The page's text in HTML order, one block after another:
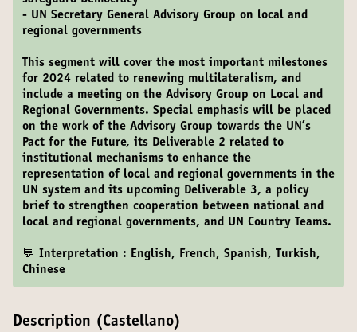
- UN Secretary General Advisory Group on local and
regional governments
This segment will cover the most important milestones
for 2024 related to renewing multilateralism, and
include a meeting on the Advisory Group on Local and
Regional Governments. Special emphasis will be placed
on the work of the Advisory Group towards the UN’s
Pact for the Future, its Deliverable 2 related to
institutional mechanisms to enhance the
representation of local and regional governments in the
UN system and its upcoming Deliverable 3, a policy
brief to strengthen cooperation between national and
local and regional governments, and UN Country Teams.
💬 Interpretation : English, French, Spanish, Turkish,
Chinese
Description (Castellano)